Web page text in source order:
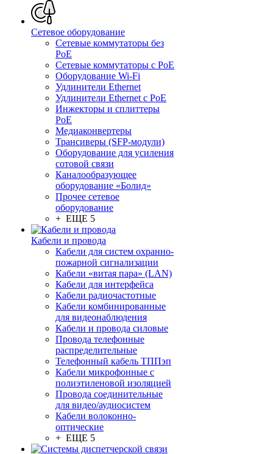
Сетевое оборудование
Сетевые коммутаторы без
PoE
Сетевые коммутаторы с PoE
Оборудование Wi-Fi
Удлинители Ethernet
Удлинители Ethernet с PoE
Инжекторы и сплиттеры
PoE
Медиаконвертеры
Трансиверы (SFP-модули)
Оборудование для усиления
сотовой связи
Каналообразующее
оборудование «Болид»
Прочее сетевое
оборудование
+ ЕЩЕ 5
Кабели и провода
Кабели для систем охранно-
пожарной сигнализации
Кабели «витая пара» (LAN)
Кабели для интерфейса
Кабели радиочастотные
Кабели комбинированные
для видеонаблюдения
Кабели и провода силовые
Провода телефонные
распределительные
Телефонный кабель ТППэп
Кабели микрофонные с
полиэтиленовой изоляцией
Провода соединительные
для видео/аудиосистем
Кабели волоконно-
оптические
+ ЕЩЕ 5